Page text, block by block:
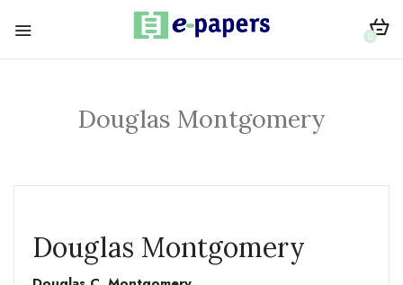
0
Douglas Montgomery
Douglas Montgomery